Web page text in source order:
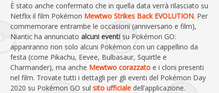
È stato anche confermato che in quella data verrà rilasciato su
Netflix il film Pokémon Mewtwo Strikes Back EVOLUTION. Per
commemorare entrambe le occasioni (anniversario e film),
Niantic ha annunciato alcuni eventi su Pokémon GO:
appariranno non solo alcuni Pokémon con un cappellino da
festa (come Pikachu, Eevee, Bulbasaur, Squirtle e
Charmander), ma anche Mewtwo corazzato e i cloni presenti
nel film. Trovate tutti i dettagli per gli eventi del Pokémon Day
2020 su Pokémon GO sul sito ufficiale dell’applicazione.